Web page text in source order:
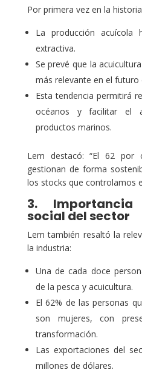
Por primera vez en la
La producción acuícola
extractiva.
Se prevé que la
más relevante en el futuro
Esta tendencia permitirá
océanos y facilitar el
productos marinos.
Lem destacó: “El 62
gestionan de forma
los stocks que controlamos
3.
social del sector
Lem también resaltó la
la industria:
Una de cada doce
de la pesca y acuicultura.
El 62% de las personas
son mujeres, con
transformación.
Las exportaciones del
millones de dólares.